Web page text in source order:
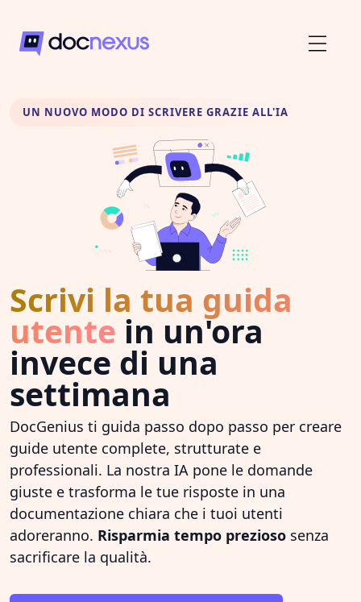
UN NUOVO MODO DI SCRIVERE GRAZIE ALL'IA
Scrivi la tua guida
utente in un'ora
invece di una
settimana
DocGenius ti guida passo dopo passo per creare
guide utente complete, strutturate e
professionali. La nostra IA pone le domande
giuste e trasforma le tue risposte in una
documentazione chiara che i tuoi utenti
adoreranno. Risparmia tempo prezioso senza
sacrificare la qualità.